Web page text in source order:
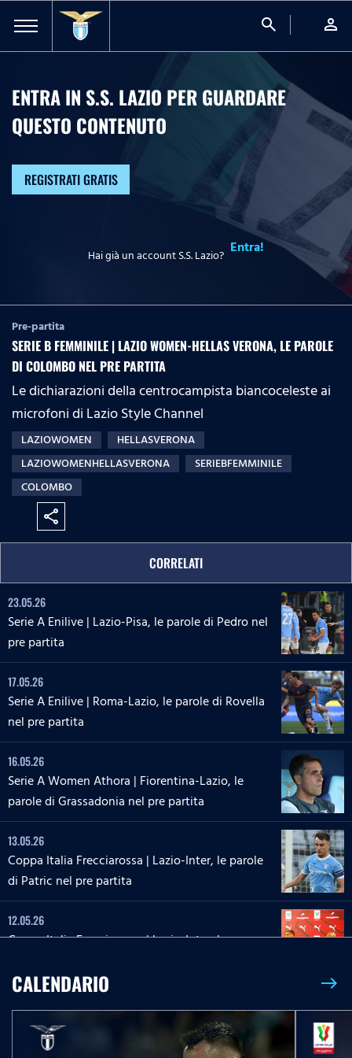
search person
ENTRA IN S.S. LAZIO PER GUARDARE
QUESTO CONTENUTO
REGISTRATI GRATIS
Hai già un account S.S. Lazio? Entra!
Pre-partita
SERIE B FEMMINILE | LAZIO WOMEN-HELLAS VERONA, LE PAROLE
DI COLOMBO NEL PRE PARTITA
Le dichiarazioni della centrocampista biancoceleste ai
microfoni di Lazio Style Channel
LAZIOWOMEN
HELLASVERONA
LAZIOWOMENHELLASVERONA
SERIEBFEMMINILE
COLOMBO
share
CORRELATI
23.05.26
Serie A Enilive | Lazio-Pisa, le parole di Pedro nel
pre partita
17.05.26
Serie A Enilive | Roma-Lazio, le parole di Rovella
nel pre partita
16.05.26
Serie A Women Athora | Fiorentina-Lazio, le
parole di Grassadonia nel pre partita
13.05.26
Coppa Italia Frecciarossa | Lazio-Inter, le parole
di Patric nel pre partita
12.05.26
Coppa Italia Frecciarossa | Lazio-Inter, la
Serie A Enilive | Lazio-Inter, le parole di Dele-
Bashiru nel pre partita
CALENDARIO east